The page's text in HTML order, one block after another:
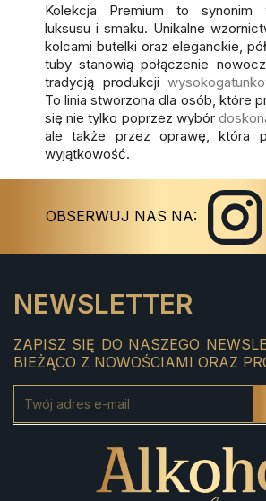
Kolekcja Premium to synonim
luksusu i smaku. Unikalne
kolcami butelki oraz eleganckie,
tuby stanowią połączenie
tradycją produkcji
To linia stworzona dla osób, które
się nie tylko poprzez wybór
ale także przez oprawę, która
wyjątkowość.
OBSERWUJ NAS NA:
NEWSLETTER
ZAPISZ SIĘ DO NASZEGO
BIEŻĄCO Z NOWOŚCIAMI ORAZ